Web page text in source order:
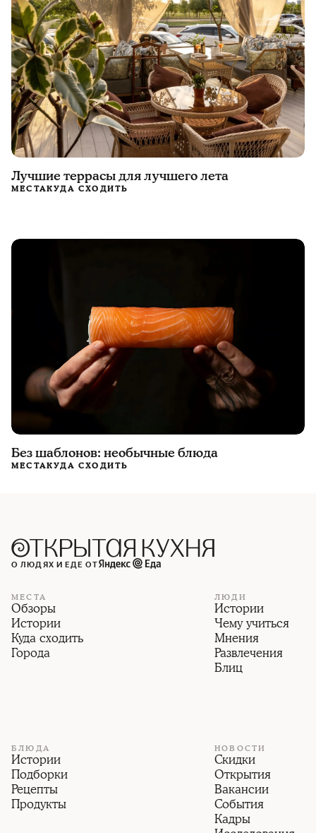
Лучшие террасы для лучшего лета
МЕСТАКУДА СХОДИТЬ
Без шаблонов: необычные блюда
МЕСТАКУДА СХОДИТЬ
О ЛЮДЯХ И ЕДЕ ОТ
МЕСТА
Обзоры
Истории
Куда сходить
Города
ЛЮДИ
Истории
Чему учиться
Мнения
Развлечения
Блиц
БЛЮДА
Истории
Подборки
Рецепты
Продукты
НОВОСТИ
Скидки
Открытия
Вакансии
События
Кадры